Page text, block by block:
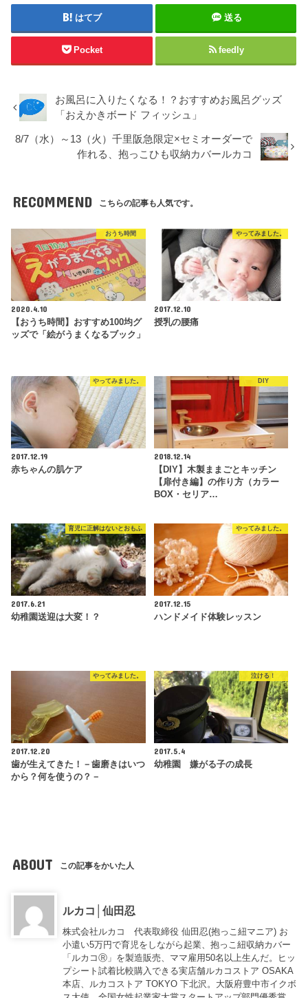
はてブ 送る
Pocket feedly
お風呂に入りたくなる！？おすすめお風呂グッズ
「おえかきボード フィッシュ」
8/7（水）～13（火）千里阪急限定×セミオーダーで
作れる、抱っこひも収納カバールカコ
RECOMMEND こちらの記事も人気です。
おうち時間
2020.4.10
【おうち時間】おすすめ100均グ
ッズで「絵がうまくなるブック」
やってみました。
2017.12.10
授乳の腰痛
やってみました。
2017.12.19
赤ちゃんの肌ケア
DIY
2018.12.14
【DIY】木製ままごとキッチン
【扉付き編】の作り方（カラー
BOX・セリア…
育児に正解はないとおもふ
2017.6.21
幼稚園送迎は大変！？
やってみました。
2017.12.15
ハンドメイド体験レッスン
やってみました。
2017.12.20
歯が生えてきた！－歯磨きはいつ
から？何を使うの？－
泣ける！
2017.5.4
幼稚園 嫌がる子の成長
ABOUT この記事をかいた人
ルカコ│仙田忍
株式会社ルカコ 代表取締役 仙田忍(抱っこ紐マニア) お
小遣い5万円で育児をしながら起業、抱っこ紐収納カバー
「ルカコⓇ」を製造販売、ママ雇用50名以上生んだ。ヒッ
プシート試着比較購入できる実店舗ルカコストア OSAKA
本店、ルカコストア TOKYO 下北沢。大阪府豊中市イクボ